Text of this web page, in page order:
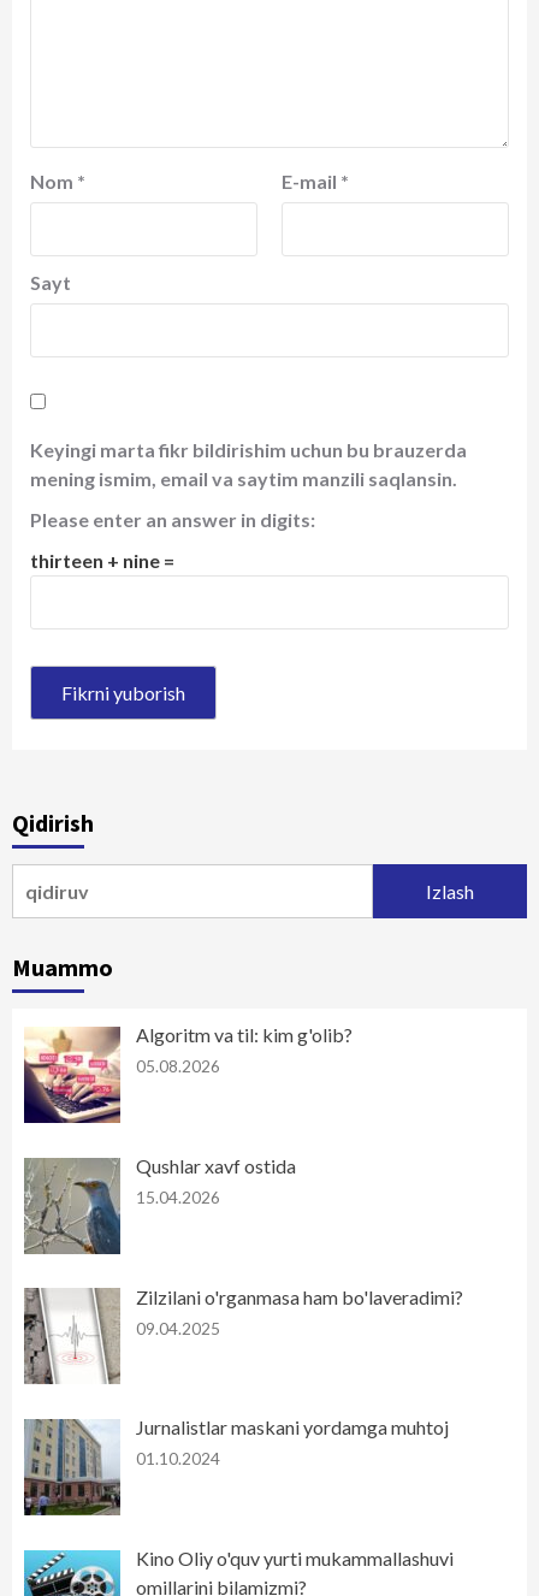
Nom * E-mail *
Sayt
Keyingi marta fikr bildirishim uchun bu brauzerda
mening ismim, email va saytim manzili saqlansin.
Please enter an answer in digits:
thirteen + nine =
Qidirish
Muammo
Algoritm va til: kim g'olib?
05.08.2026
Qushlar xavf ostida
15.04.2026
Zilzilani o'rganmasa ham bo'laveradimi?
09.04.2025
Jurnalistlar maskani yordamga muhtoj
01.10.2024
Kino Oliy o'quv yurti mukammallashuvi
omillarini bilamizmi?